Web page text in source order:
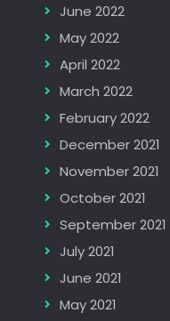
June 2022
May 2022
April 2022
March 2022
February 2022
December 2021
November 2021
October 2021
September 2021
July 2021
June 2021
May 2021